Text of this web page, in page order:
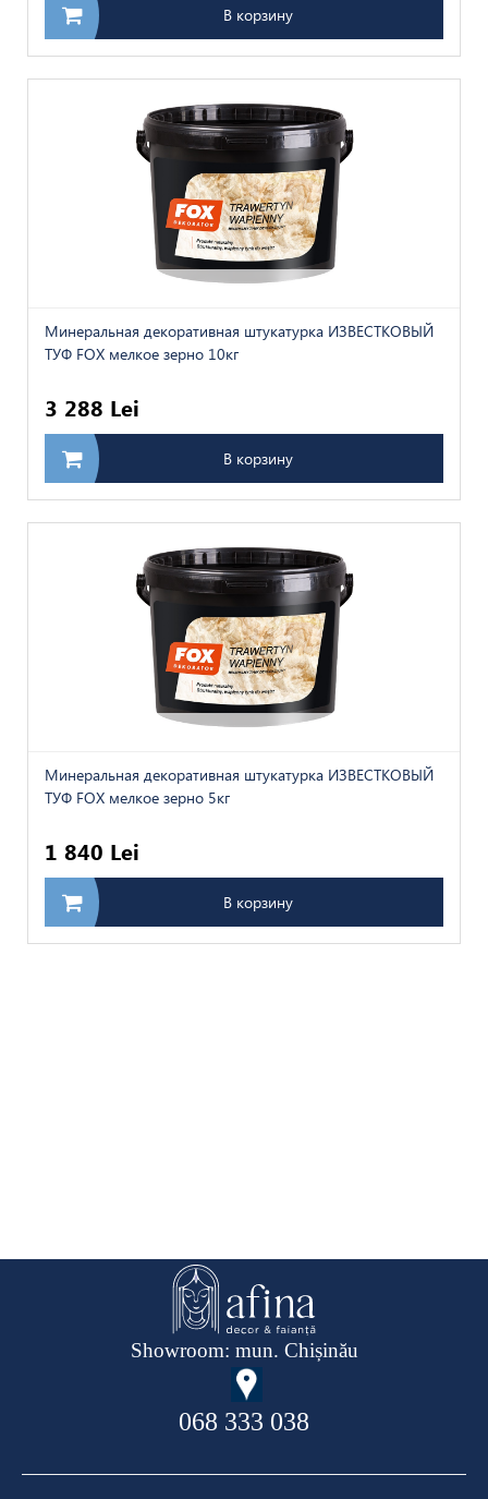
В корзину
Минеральная декоративная штукатурка ИЗВЕСТКОВЫЙ
ТУФ FOX мелкое зерно 10кг
3 288 Lei
В корзину
Минеральная декоративная штукатурка ИЗВЕСТКОВЫЙ
ТУФ FOX мелкое зерно 5кг
1 840 Lei
В корзину
Showroom: mun. Chișinău
068 333 038